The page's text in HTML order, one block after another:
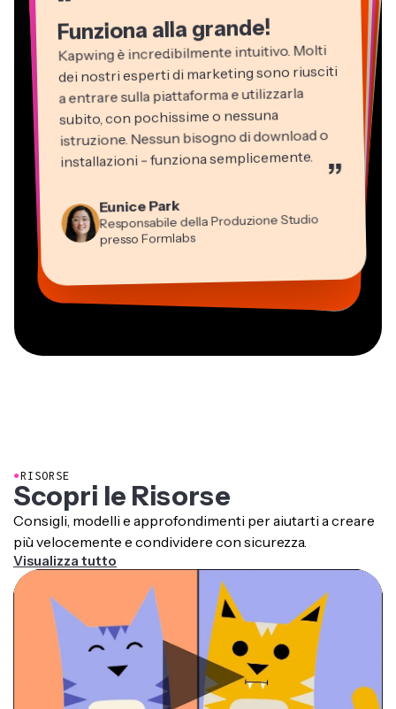
Funziona alla grande!
Kapwing è incredibilmente intuitivo. Molti
dei nostri esperti di marketing sono riusciti
a entrare sulla piattaforma e utilizzarla
subito, con pochissime o nessuna
istruzione. Nessun bisogno di download o
installazioni - funziona semplicemente. ”
Eunice Park
Responsabile della Produzione Studio
presso Formlabs
Grant Taleck
Panos Papagapiou
Socio Amministratore di EPATHLON
Kerry-lee Farla
Youtuber
Gracie Peng
Direttore dei Contenuti
Heidi Rae
Istruzione
Natasha Ball
Consulente
Mitch Rawlings
Dina Segovia
Libero professionista virtuale
●RISORSE
Scopri le Risorse
Consigli, modelli e approfondimenti per aiutarti a creare
più velocemente e condividere con sicurezza.
Visualizza tutto